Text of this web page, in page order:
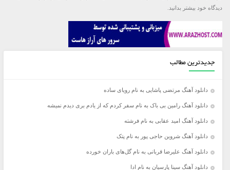
دیدگاه خود بیشتر بدانید.
جدیدترین مطالب
دانلود آهنگ مرتضی پاشایی به نام رویای ساده
دانلود آهنگ رامین بی باک به نام سفر کردم که از یادم بری دیدم نمیشه
دانلود آهنگ امید عقابی به نام فرشته
دانلود آهنگ شروین حاجی پور به نام پتک
دانلود آهنگ علیرضا قربانی به نام گل‌های باران خورده
دانلود آهنگ سینا پارسیان به نام ادا